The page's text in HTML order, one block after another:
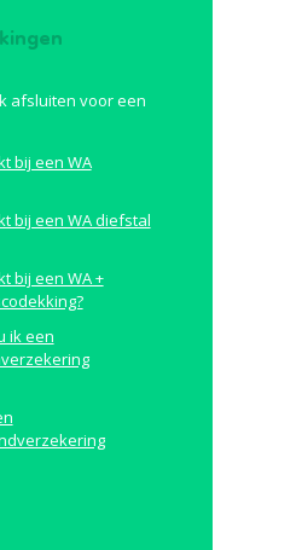
afsluiten voor een
bij een WA
bij een WA diefstal
bij een WA +
ik een